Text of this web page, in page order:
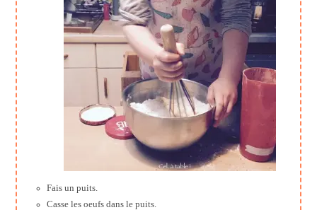
Fais un puits.
Casse les oeufs dans le puits.